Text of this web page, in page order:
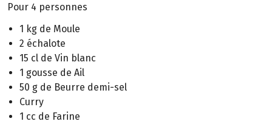
Pour 4 personnes
1 kg de Moule
2 échalote
15 cl de Vin blanc
1 gousse de Ail
50 g de Beurre demi-sel
Curry
1 cc de Farine